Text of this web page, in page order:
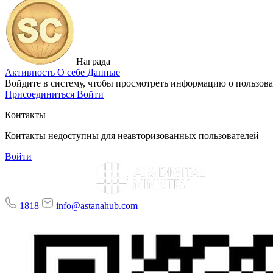
Награда
Активность О себе Данные
Войдите в систему, чтобы просмотреть информацию о
Присоединиться Войти
Контакты
Контакты недоступны для неавторизованных пользователей
Войти
1818 info@astanahub.com